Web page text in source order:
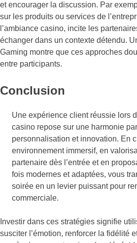
et encourager la discussion. Par
sur les produits ou services de
l’ambiance casino, incite les
échanger dans un contexte détendu.
Gaming montre que ces approches
entre participants.
Conclusion
Une expérience client réussie lors
casino repose sur une harmonie
personnalisation et innovation. En
environnement immersif, en
partenaire dès l’entrée et en
fois modernes et adaptées, vous
soirée en un levier puissant pour
commerciale.
Investir dans ces stratégies signifie
susciter l’émotion, renforcer la fidélité